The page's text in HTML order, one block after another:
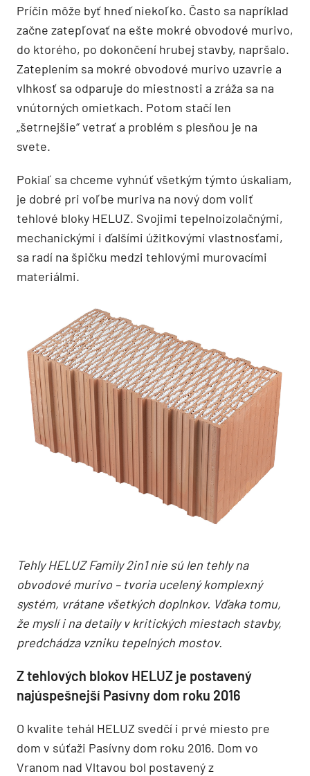
Príčin môže byť hneď niekoľko. Často sa napríklad
začne zatepľovať na ešte mokré obvodové murivo,
do ktorého, po dokončení hrubej stavby, napršalo.
Zateplením sa mokré obvodové murivo uzavrie a
vlhkosť sa odparuje do miestnosti a zráža sa na
vnútorných omietkach. Potom stačí len
„šetrnejšie“ vetrať a problém s plesňou je na
svete.
Pokiaľ sa chceme vyhnúť všetkým týmto úskaliam,
je dobré pri voľbe muriva na nový dom voliť
tehlové bloky HELUZ. Svojimi tepelnoizolačnými,
mechanickými i ďalšími úžitkovými vlastnosťami,
sa radí na špičku medzi tehlovými murovacími
materiálmi.
Tehly HELUZ Family 2in1 nie sú len tehly na
obvodové murivo – tvoria ucelený komplexný
systém, vrátane všetkých doplnkov. Vďaka tomu,
že myslí i na detaily v kritických miestach stavby,
predchádza vzniku tepelných mostov.
Z tehlových blokov HELUZ je postavený
najúspešnejší Pasívny dom roku 2016
O kvalite tehál HELUZ svedčí i prvé miesto pre
dom v súťaži Pasívny dom roku 2016. Dom vo
Vranom nad Vltavou bol postavený z